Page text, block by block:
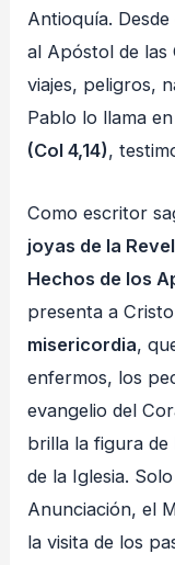
Antioquía.
al Apóstol de las
viajes, peligros,
Pablo lo llama
(Col 4,14),
Como escritor
joyas de la
Hechos de los
presenta a
misericordia,
enfermos, los
evangelio del
brilla la figura de
de la Iglesia.
Anunciación, el
la visita de los